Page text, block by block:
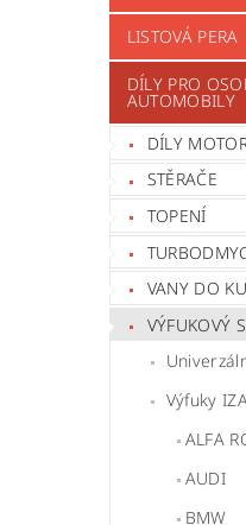
VÝROBA
LISTOVÁ PERA
DÍLY PRO
AUTOMOBILY
DÍLY
STĚRAČE
TOPENÍ
VANY DO
VÝFUKOVÝ
Výfuky
ALFA
AUDI
BMW